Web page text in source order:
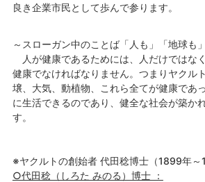
良き企業市民として歩んで参ります。
～スローガン中のことば「人も」「地球も
人が健康であるためには、人だけではな
健康でなければなりません。つまりヤクル
壌、大気、動植物、これら全てが健康であ
に生活できるのであり、健全な社会が築か
す。
※ヤクルトの創始者 代田稔博士（1899年～
○代田稔（しろた みのる）博士 ：